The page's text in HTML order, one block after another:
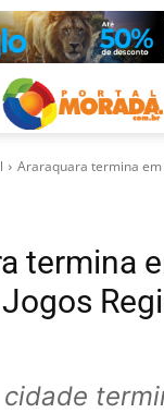
Araraquara termina em
termina